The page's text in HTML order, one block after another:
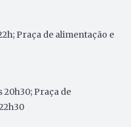
Praça de alimentação e
20h30; Praça de